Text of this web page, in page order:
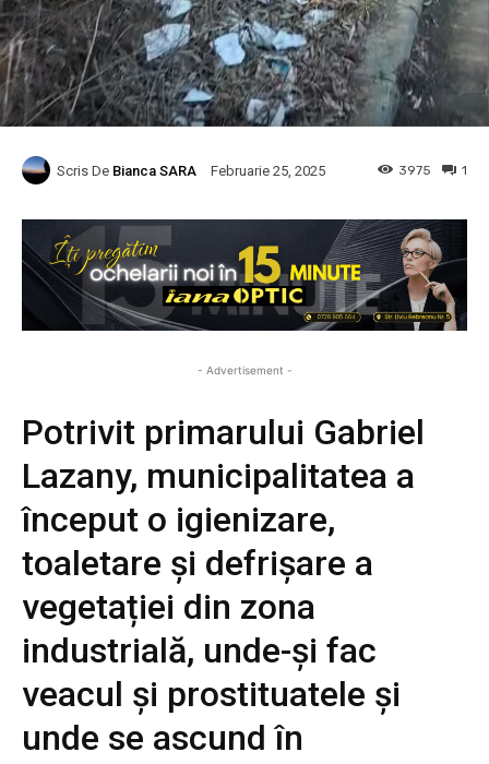
Scris De Bianca SARA Februarie 25, 2025 1
3975
- Advertisement -
Potrivit primarului Gabriel
Lazany, municipalitatea a
început o igienizare,
toaletare și defrișare a
vegetației din zona
industrială, unde-și fac
veacul și prostituatele și
unde se ascund în